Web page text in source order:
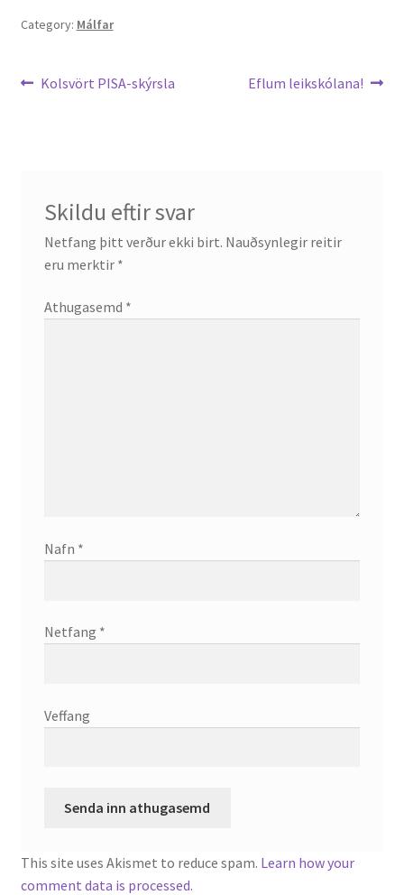
Category: Málfar
Leiðarkerfi
Previous
Kolsvört PISA-skýrsla
Next
Eflum leikskólana!
Skildu eftir svar
Netfang þitt verður ekki birt. Nauðsynlegir reitir
eru merktir *
Athugasemd *
Nafn *
Netfang *
Veffang
This site uses Akismet to reduce spam. Learn how your
comment data is processed.